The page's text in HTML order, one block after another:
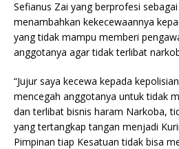
Sefianus Zai yang berprofesi
menambahkan kekecewaannya
yang tidak mampu memberi
anggotanya agar tidak terlibat
“Jujur saya kecewa kepada
mencegah anggotanya untuk tidak
dan terlibat bisnis haram Narkoba,
yang tertangkap tangan menjadi
Pimpinan tiap Kesatuan tidak bisa